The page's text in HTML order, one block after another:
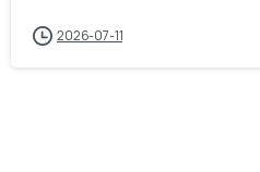
2026-07-11